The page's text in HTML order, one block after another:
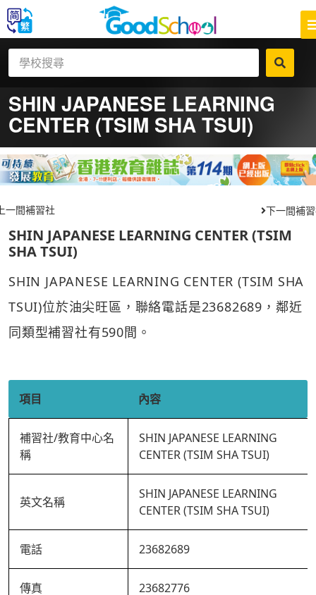
SHIN JAPANESE LEARNING
CENTER (TSIM SHA TSUI)
一間補習社 下一間補
SHIN JAPANESE LEARNING CENTER (TSIM
SHA TSUI)
SHIN JAPANESE LEARNING CENTER (TSIM SHA
TSUI)位於油尖旺區，聯絡電話是23682689，鄰近
同類型補習社有590間。
項目 內容
補習社/教育中心名
稱
SHIN JAPANESE LEARNING
CENTER (TSIM SHA TSUI)
英文名稱
SHIN JAPANESE LEARNING
CENTER (TSIM SHA TSUI)
電話 23682689
傳真 23682776